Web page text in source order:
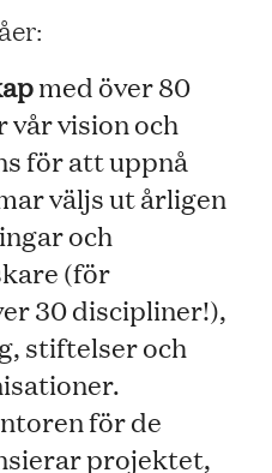
med över 80
vision och
för att uppnå
väljs ut årligen
och
(för
30 discipliner!),
stiftelser och
för de
projektet,